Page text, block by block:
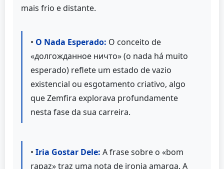
mais frio e distante.
• O Nada Esperado: O conceito de
«долгожданное ничто» (o nada há muito
esperado) reflete um estado de vazio
existencial ou esgotamento criativo, algo
que Zemfira explorava profundamente
nesta fase da sua carreira.
• Iria Gostar Dele: A frase sobre o «bom
rapaz» traz uma nota de ironia amarga. A